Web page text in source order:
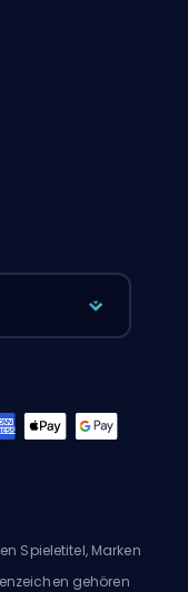
Spieletitel, Marken
gehören